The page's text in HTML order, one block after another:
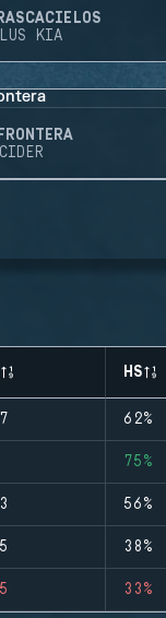
KIA
FRONTERA
HS
62%
75%
56%
38%
33%